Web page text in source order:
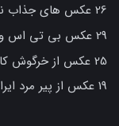
26 عکس های جذاب نقاشی معلم مرد که شما را شگفت زده می کند
29 عکس بی تی اس والپیپر برای قلب های عاشق
25 عکس از خرگوش کارتونی ساده و دوست‌داشتنی
19 عکس از پیر مرد ایرانی با داستان های زندگی شگفت انگیز